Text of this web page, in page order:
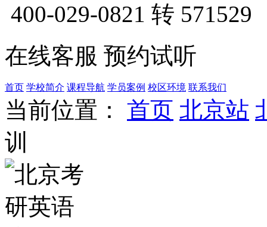
400-029-0821 转 571529
在线客服 预约试听
首页 学校简介 课程导航 学员案例 校区环境 联系我们
当前位置： 首页 北京站
训